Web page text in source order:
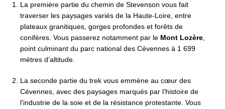
La première partie du chemin de Stevenson vous fait
traverser les paysages variés de la Haute-Loire, entre
plateaux granitiques, gorges profondes et forêts de
conifères. Vous passerez notamment par le Mont Lozère
point culminant du parc national des Cévennes à 1 699
mètres d’altitude.
La seconde partie du trek vous emmène au cœur des
Cévennes, avec des paysages marqués par l’histoire de
l’industrie de la soie et de la résistance protestante. Vous